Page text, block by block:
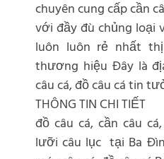
chuyên cung cấp cần
với đầy đù chủng loại
luôn luôn rẻ nhất
thương hiệu Đây là
câu cá, đồ câu cá tin
THÔNG TIN CHI TIẾT
đồ câu cá, cần câu
lưỡi câu lục tại Ba